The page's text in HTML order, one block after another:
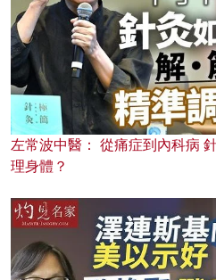
左常波中醫： 從痛症到內科病
理身體？